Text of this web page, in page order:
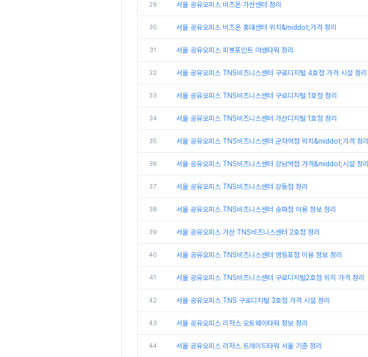
29 서울 공유오피스 비즈온 가산센터 정리
30 서울 공유오피스 비즈온 홍대센터 위치&middot;가격 정리
31 서울 공유오피스 피봇포인트 아셈타워 정리
32 서울 공유오피스 TNS비즈니스센터 구로디지털 4호점 가격 시설 정리
33 서울 공유오피스 TNS비즈니스센터 구로디지털 1호점 정리
34 서울 공유오피스 TNS비즈니스센터 가산디지털 1호점 정리
35 서울 공유오피스 TNS비즈니스센터 군자역점 위치&middot;가격 정리
36 서울 공유오피스 TNS비즈니스센터 강남역점 가격&middot;시설 정리
37 서울 공유오피스 TNS비즈니스센터 강동점 정리
38 서울 공유오피스 TNS비즈니스센터 송파점 이용 정보 정리
39 서울 공유오피스 가산 TNS비즈니스센터 2호점 정리
40 서울 공유오피스 TNS비즈니스센터 영등포점 이용 정보 정리
41 서울 공유오피스 TNS비즈니스센터 구로디지털2호점 위치 가격 정리
42 서울 공유오피스 TNS 구로디지털 3호점 가격 시설 정리
43 서울 공유오피스 리저스 오토웨이타워 정보 정리
44 서울 공유오피스 리저스 트레이드타워 서울 기준 정리